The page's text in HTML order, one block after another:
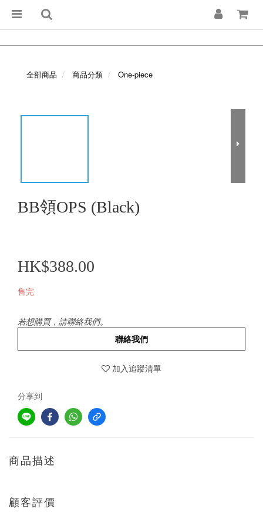
全部商品 商品分類 One-piece
BB領OPS (Black)
HK$388.00
售完
若想購買，請聯絡我們。
聯絡我們
加入追蹤清單
分享到
商品描述
顧客評價